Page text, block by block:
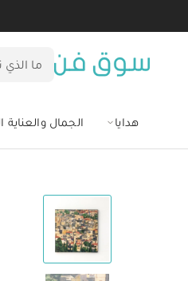
هدايا الجمال